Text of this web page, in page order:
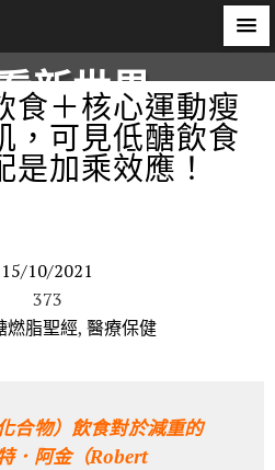
新世界
子文化
食＋核心運動瘦
，可見低醣飲食
加乘效應！
15/10/2021
373
燃脂聖經, 醫療保健
合物）飲食對於減重的
．阿金（Robert